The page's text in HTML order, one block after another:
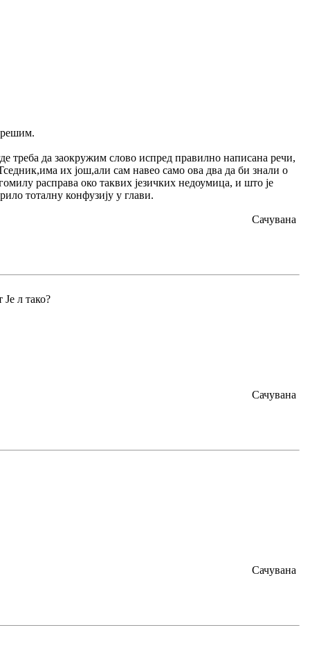
решим.
треба да заокружим слово испред правилно написана речи,
их још,али сам навео само ова два да би знали о
расправа око таквих језичких недоумица, и што је
тоталну конфузију у глави.
Сачувана
л тако?
Сачувана
Сачувана